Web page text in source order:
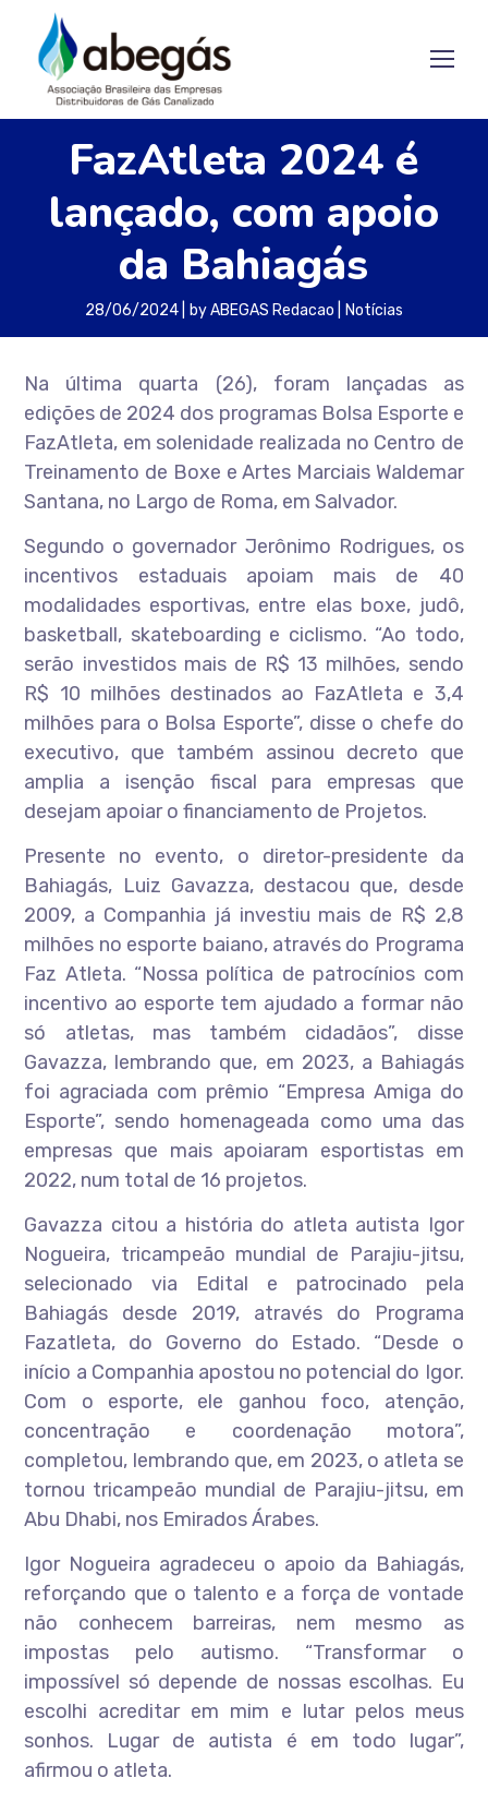
FazAtleta 2024 é
lançado, com apoio
da Bahiagás
28/06/2024 byABEGAS Redacao Notícias
Na última quarta (26), foram lançadas as
edições de 2024 dos programas Bolsa Esporte e
FazAtleta, em solenidade realizada no Centro de
Treinamento de Boxe e Artes Marciais Waldemar
Santana, no Largo de Roma, em Salvador.
Segundo o governador Jerônimo Rodrigues, os
incentivos estaduais apoiam mais de 40
modalidades esportivas, entre elas boxe, judô,
basketball, skateboarding e ciclismo. “Ao todo,
serão investidos mais de R$ 13 milhões, sendo
R$ 10 milhões destinados ao FazAtleta e 3,4
milhões para o Bolsa Esporte”, disse o chefe do
executivo, que também assinou decreto que
amplia a isenção fiscal para empresas que
desejam apoiar o financiamento de Projetos.
Presente no evento, o diretor-presidente da
Bahiagás, Luiz Gavazza, destacou que, desde
2009, a Companhia já investiu mais de R$ 2,8
milhões no esporte baiano, através do Programa
Faz Atleta. “Nossa política de patrocínios com
incentivo ao esporte tem ajudado a formar não
só atletas, mas também cidadãos”, disse
Gavazza, lembrando que, em 2023, a Bahiagás
foi agraciada com prêmio “Empresa Amiga do
Esporte”, sendo homenageada como uma das
empresas que mais apoiaram esportistas em
2022, num total de 16 projetos.
Gavazza citou a história do atleta autista Igor
Nogueira, tricampeão mundial de Parajiu-jitsu,
selecionado via Edital e patrocinado pela
Bahiagás desde 2019, através do Programa
Fazatleta, do Governo do Estado. “Desde o
início a Companhia apostou no potencial do Igor.
Com o esporte, ele ganhou foco, atenção,
concentração e coordenação motora”,
completou, lembrando que, em 2023, o atleta se
tornou tricampeão mundial de Parajiu-jitsu, em
Abu Dhabi, nos Emirados Árabes.
Igor Nogueira agradeceu o apoio da Bahiagás,
reforçando que o talento e a força de vontade
não conhecem barreiras, nem mesmo as
impostas pelo autismo. “Transformar o
impossível só depende de nossas escolhas. Eu
escolhi acreditar em mim e lutar pelos meus
sonhos. Lugar de autista é em todo lugar”,
afirmou o atleta.